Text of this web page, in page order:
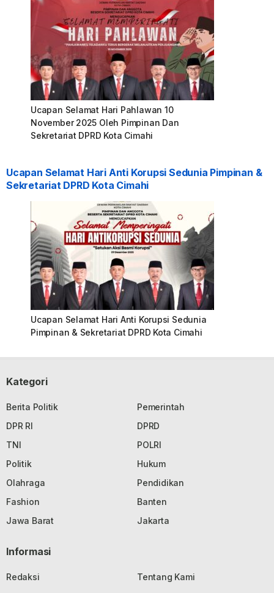
Ucapan Selamat Hari Pahlawan 10
November 2025 Oleh Pimpinan Dan
Sekretariat DPRD Kota Cimahi
Ucapan Selamat Hari Anti Korupsi Sedunia Pimpinan &
Sekretariat DPRD Kota Cimahi
Ucapan Selamat Hari Anti Korupsi Sedunia
Pimpinan & Sekretariat DPRD Kota Cimahi
Kategori
Berita Politik
Pemerintah
DPR RI
DPRD
TNI
POLRI
Politik
Hukum
Olahraga
Pendidikan
Fashion
Banten
Jawa Barat
Jakarta
Informasi
Redaksi Tentang Kami